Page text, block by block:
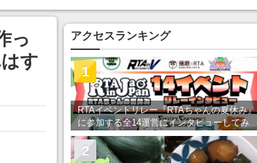
っ
す
アクセスランキング
RTAイベントリレー『RTAちゃんの夏休み』
に参加する全14運営にインタビューしてみ
た！ 「RTA in Japan」のチャンネルの貸し
出しを利用し8/9から1週間にわたって開催
1
2